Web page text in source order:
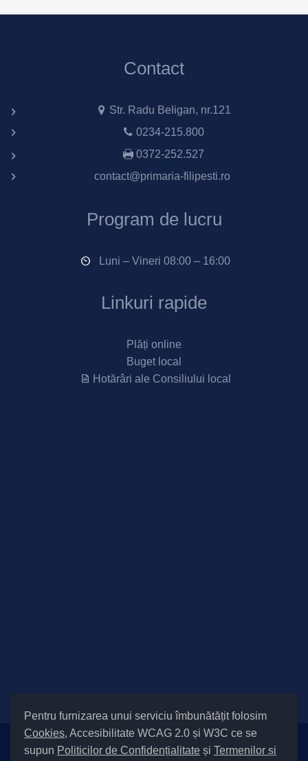
Pentru furnizarea unui serviciu îmbunătățit folosim
Cookies, Accesibilitate WCAG 2.0 și W3C ce se
supun Politicilor de Confidențialitate și Termenilor și
Contact
Str. Radu Beligan, nr.121
0234-215.800
0372-252.527
contact@primaria-filipesti.ro
Program de lucru
Luni – Vineri 08:00 – 16:00
Linkuri rapide
Plăți online
Buget local
Hotărâri ale Consiliului local
Setări Cookies și Accesibilitate